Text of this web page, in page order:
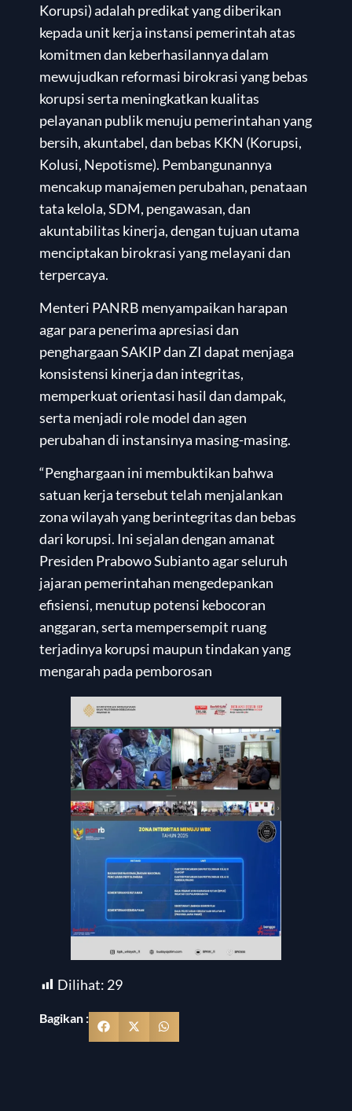
Korupsi) adalah predikat yang diberikan
kepada unit kerja instansi pemerintah atas
komitmen dan keberhasilannya dalam
mewujudkan reformasi birokrasi yang bebas
korupsi serta meningkatkan kualitas
pelayanan publik menuju pemerintahan yang
bersih, akuntabel, dan bebas KKN (Korupsi,
Kolusi, Nepotisme). Pembangunannya
mencakup manajemen perubahan, penataan
tata kelola, SDM, pengawasan, dan
akuntabilitas kinerja, dengan tujuan utama
menciptakan birokrasi yang melayani dan
terpercaya.
Menteri PANRB menyampaikan harapan
agar para penerima apresiasi dan
penghargaan SAKIP dan ZI dapat menjaga
konsistensi kinerja dan integritas,
memperkuat orientasi hasil dan dampak,
serta menjadi role model dan agen
perubahan di instansinya masing-masing.
“Penghargaan ini membuktikan bahwa
satuan kerja tersebut telah menjalankan
zona wilayah yang berintegritas dan bebas
dari korupsi. Ini sejalan dengan amanat
Presiden Prabowo Subianto agar seluruh
jajaran pemerintahan mengedepankan
efisiensi, menutup potensi kebocoran
anggaran, serta mempersempit ruang
terjadinya korupsi maupun tindakan yang
mengarah pada pemborosan
Dilihat: 29
Bagikan :